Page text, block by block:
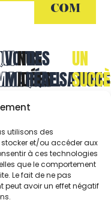
utilisons des
et/ou accéder aux
à ces technologies
que le comportement
Le fait de ne pas
peut avoir un effet négatif
COM
VOTRE
MARQUE.
NOS
IDÉES.
DES
RÉALISATIONS
QUI
UN